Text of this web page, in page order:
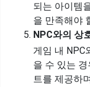
되는 아이템
을 만족해야
NPC와의 상
게임 내 NPC
을 수 있는
트를 제공하